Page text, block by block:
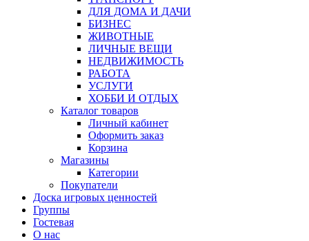
ДЛЯ ДОМА И ДАЧИ
БИЗНЕС
ЖИВОТНЫЕ
ЛИЧНЫЕ ВЕЩИ
НЕДВИЖИМОСТЬ
РАБОТА
УСЛУГИ
ХОББИ И ОТДЫХ
Каталог товаров
Личный кабинет
Оформить заказ
Корзина
Магазины
Категории
Покупатели
Доска игровых ценностей
Группы
Гостевая
О нас